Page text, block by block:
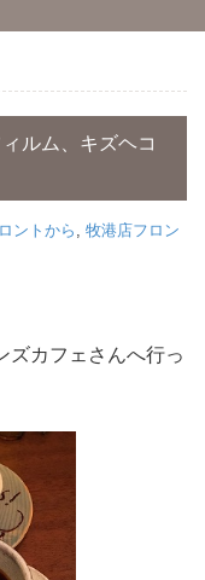
ルム、キズヘコ
ントから
牧港店フロン
ズカフェさんへ行っ